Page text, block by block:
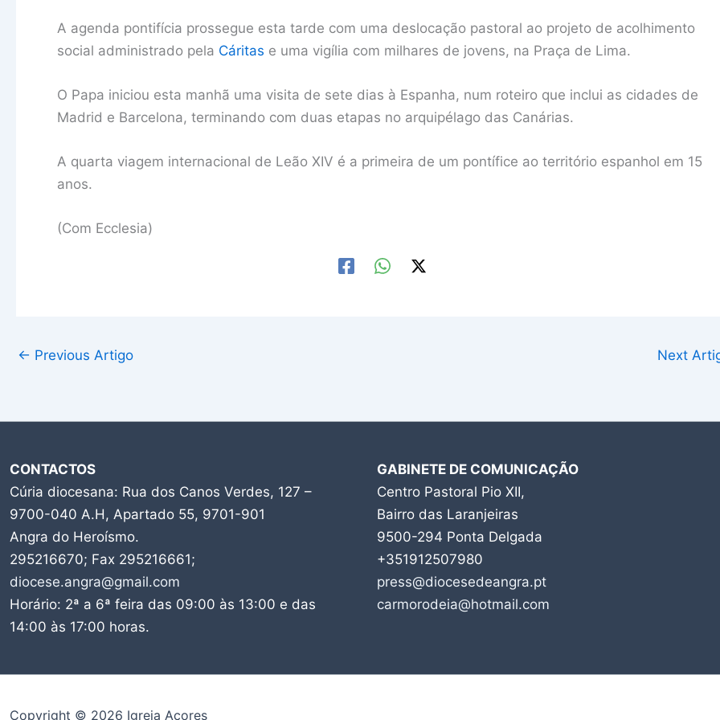
A agenda pontifícia prossegue esta tarde com uma deslocação pastoral ao projeto de acolhimento
social administrado pela Cáritas e uma vigília com milhares de jovens, na Praça de Lima.
O Papa iniciou esta manhã uma visita de sete dias à Espanha, num roteiro que inclui as cidades de
Madrid e Barcelona, terminando com duas etapas no arquipélago das Canárias.
A quarta viagem internacional de Leão XIV é a primeira de um pontífice ao território espanhol em 15
anos.
(Com Ecclesia)
← Previous Artigo Next
CONTACTOS
Cúria diocesana: Rua dos Canos Verdes, 127 –
9700-040 A.H, Apartado 55, 9701-901
Angra do Heroísmo.
295216670; Fax 295216661;
diocese.angra@gmail.com
Horário: 2ª a 6ª feira das 09:00 às 13:00 e das
14:00 às 17:00 horas.
GABINETE DE COMUNICAÇÃO
Centro Pastoral Pio XII,
Bairro das Laranjeiras
9500-294 Ponta Delgada
+351912507980
press@diocesedeangra.pt
carmorodeia@hotmail.com
Copyright © 2026 Igreja Açores